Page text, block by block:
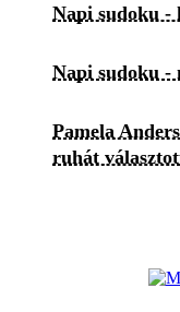
Napi sudoku -
Napi sudoku -
Pamela
ruhát